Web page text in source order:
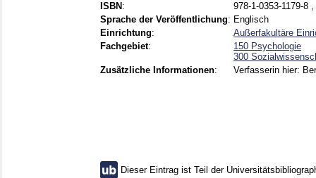
ISBN :
978-1-0353-1179-8
Sprache der Veröffentlichung: Englisch
Einrichtung:
Außerfakultäre
Fachgebiet:
150 Psychologie
300
Zusätzliche Informationen: Verfasserin hier:
Dieser Eintrag ist Teil der